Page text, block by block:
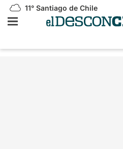
11° Santiago de Chile